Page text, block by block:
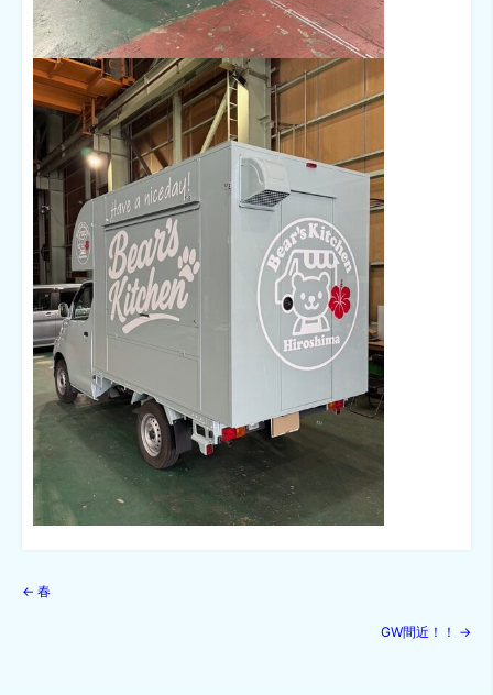
← 春
GW間近！！ →